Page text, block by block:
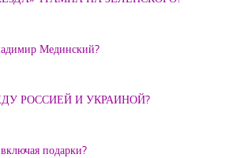
Мединский?
РОССИЕЙ И УКРАИНОЙ?
подарки?